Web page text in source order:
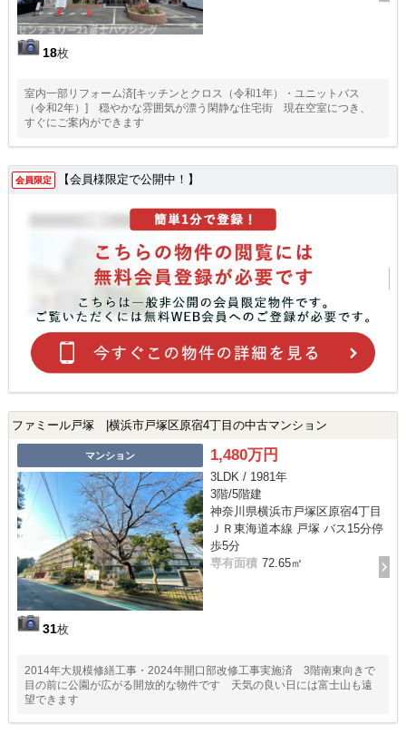
18枚
室内一部リフォーム済[キッチンとクロス（令和1年）・ユニットバス
（令和2年）] 穏やかな雰囲気が漂う閑静な住宅街 現在空室につき、
すぐにご案内ができます
会員限定 【会員様限定で公開中！】
ファミール戸塚 |横浜市戸塚区原宿4丁目の中古マンション
マンション
31枚
1,480万円
3LDK / 1981年
3階/5階建
神奈川県横浜市戸塚区原宿4丁目
ＪＲ東海道本線 戸塚 バス15分停
歩5分
専有面積 72.65㎡
2014年大規模修繕工事・2024年開口部改修工事実施済 3階南東向きで
目の前に公園が広がる開放的な物件です 天気の良い日には富士山も遠
望できます